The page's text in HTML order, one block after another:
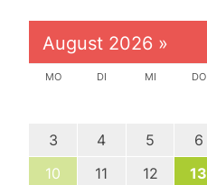
August 2026 »
MO DI MI DO
3
4 5 6
10
11 12 13